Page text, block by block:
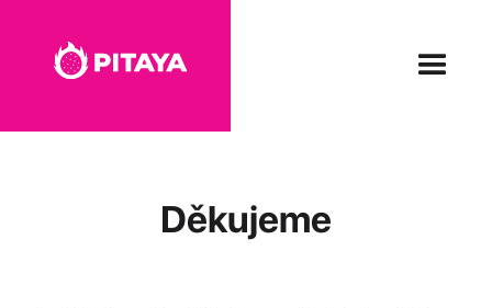
Děkujeme